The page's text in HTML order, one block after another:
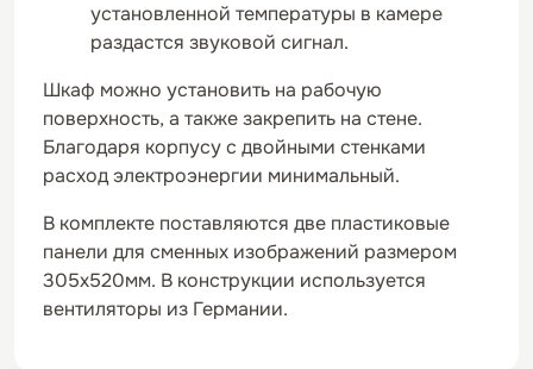
установленной температуры в камере
раздастся звуковой сигнал.
Шкаф можно установить на рабочую
поверхность, а также закрепить на стене.
Благодаря корпусу с двойными стенками
расход электроэнергии минимальный.
В комплекте поставляются две пластиковые
панели для сменных изображений размером
305х520мм. В конструкции используется
вентиляторы из Германии.